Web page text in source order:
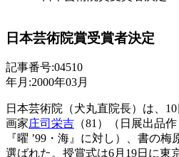
日本芸術院賞受賞者決定
記事番号:04510
年月:2000年03月
日本芸術院（犬丸直院長）は、
画家庄司栄吉 （81）（日展出品
『曜 ’99・海』に対し）、書の
選ばれた。授賞式は6月19日に東